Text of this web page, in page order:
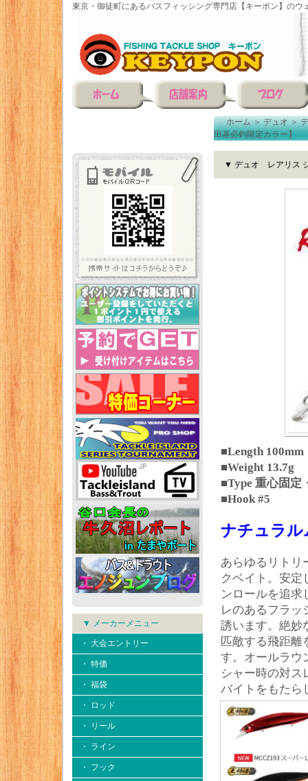
東京・御徒町にあるバスフィッシング専門店【キーポン】のウ
▼ メーカーメニュー
・ 大会エントリー
・ 特価
・ 福袋
・ ロッド
・ リール
・ ライン
・ フック
ホーム＞デュオ＞
田基必釣限定カラー】
▼ デュオ レアリス
■Length 100mm
■Weight 13.7g
■Type 重心固定
■Hook #5
ナチュラル
あらゆるリトリ
クベイト。安定
ンロールを追求
レのあるフラッ
誘います。絶妙
匹敵する飛距離
す。オールラウ
シャー時の対ス
バイトをもたら